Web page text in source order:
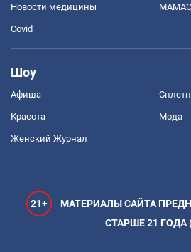
Новости медицины
Covid
Шоу
Афиша
Красота Мода
Женский Журнал
21+
МАТЕРИАЛЫ САЙТА
СТАРШЕ 21 ГОДА